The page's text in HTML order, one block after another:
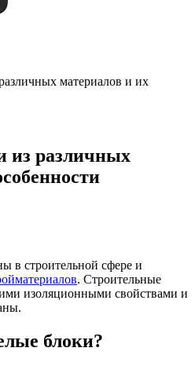
материалов и их
из различных
в строительной сфере и
. Строительные
изоляционными свойствами и
блоки?